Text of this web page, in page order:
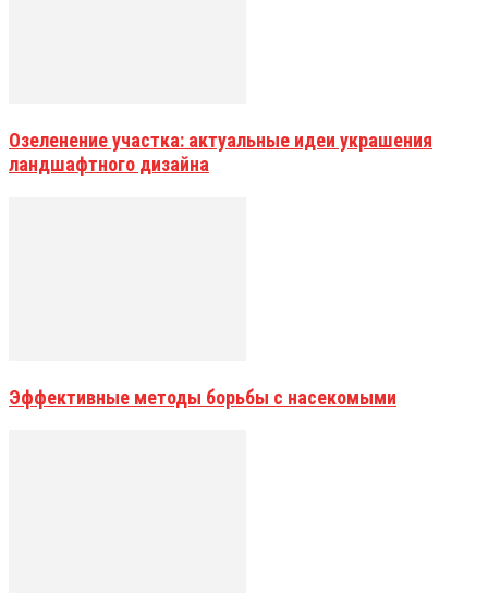
Озеленение участка: актуальные идеи украшения
ландшафтного дизайна
Эффективные методы борьбы с насекомыми